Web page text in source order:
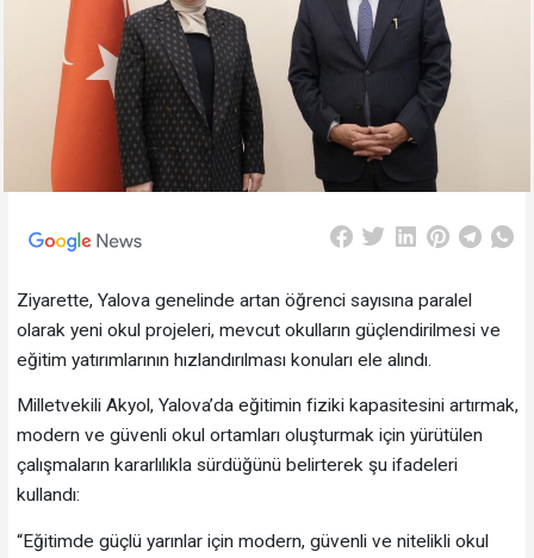
Ziyarette, Yalova genelinde artan öğrenci sayısına paralel
olarak yeni okul projeleri, mevcut okulların güçlendirilmesi ve
eğitim yatırımlarının hızlandırılması konuları ele alındı.
Milletvekili Akyol, Yalova’da eğitimin fiziki kapasitesini artırmak,
modern ve güvenli okul ortamları oluşturmak için yürütülen
çalışmaların kararlılıkla sürdüğünü belirterek şu ifadeleri
kullandı:
“Eğitimde güçlü yarınlar için modern, güvenli ve nitelikli okul